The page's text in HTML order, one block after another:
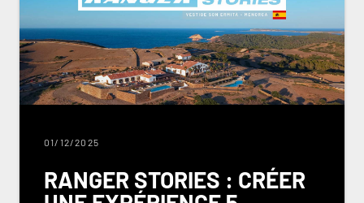
01/12/2025
RANGER STORIES : CRÉER